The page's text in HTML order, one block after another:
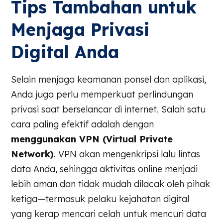
Tips Tambahan untuk
Menjaga Privasi
Digital Anda
Selain menjaga keamanan ponsel dan aplikasi,
Anda juga perlu memperkuat perlindungan
privasi saat berselancar di internet. Salah satu
cara paling efektif adalah dengan
menggunakan VPN (Virtual Private
Network). VPN akan mengenkripsi lalu lintas
data Anda, sehingga aktivitas online menjadi
lebih aman dan tidak mudah dilacak oleh pihak
ketiga—termasuk pelaku kejahatan digital
yang kerap mencari celah untuk mencuri data